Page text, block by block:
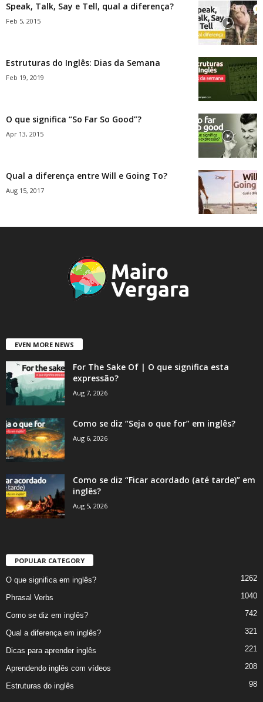
Speak, Talk, Say e Tell, qual a diferença?
Feb 5, 2015
Estruturas do Inglês: Dias da Semana
Feb 19, 2019
O que significa “So Far So Good”?
Apr 13, 2015
Qual a diferença entre Will e Going To?
Aug 15, 2017
EVEN MORE NEWS
For The Sake Of | O que significa esta
expressão?
Aug 7, 2026
Como se diz “Seja o que for” em inglês?
Aug 6, 2026
Como se diz “Ficar acordado (até tarde)” em
inglês?
Aug 5, 2026
POPULAR CATEGORY
O que significa em inglês? 1262
Phrasal Verbs 1040
Como se diz em inglês? 742
Qual a diferença em inglês? 321
Dicas para aprender inglês 221
Aprendendo inglês com vídeos 208
Estruturas do inglês 98